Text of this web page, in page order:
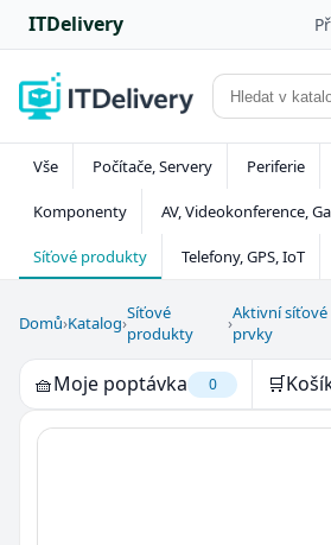
ITDelivery
Vše Počítače, Servery Periferie
Komponenty AV, Videokonference,
Síťové produkty Telefony, GPS, IoT
Domů›Katalog›Síťové
produkty
›Aktivní síťové
prvky
🧺Moje poptávka 0 🛒